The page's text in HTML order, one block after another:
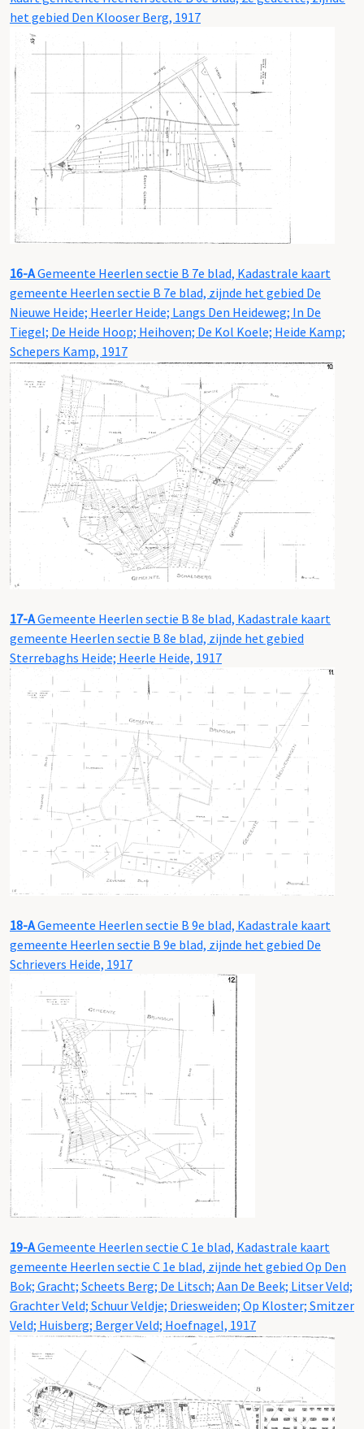
het gebied Den Klooser Berg, 1917
16-AGemeente Heerlen sectie B 7e blad, Kadastrale kaart
gemeente Heerlen sectie B 7e blad, zijnde het gebied De
Nieuwe Heide; Heerler Heide; Langs Den Heideweg; In De
Tiegel; De Heide Hoop; Heihoven; De Kol Koele; Heide Kamp;
Schepers Kamp, 1917
17-AGemeente Heerlen sectie B 8e blad, Kadastrale kaart
gemeente Heerlen sectie B 8e blad, zijnde het gebied
Sterrebaghs Heide; Heerle Heide, 1917
18-AGemeente Heerlen sectie B 9e blad, Kadastrale kaart
gemeente Heerlen sectie B 9e blad, zijnde het gebied De
Schrievers Heide, 1917
19-AGemeente Heerlen sectie C 1e blad, Kadastrale kaart
gemeente Heerlen sectie C 1e blad, zijnde het gebied Op Den
Bok; Gracht; Scheets Berg; De Litsch; Aan De Beek; Litser Veld;
Grachter Veld; Schuur Veldje; Driesweiden; Op Kloster; Smitzer
Veld; Huisberg; Berger Veld; Hoefnagel, 1917